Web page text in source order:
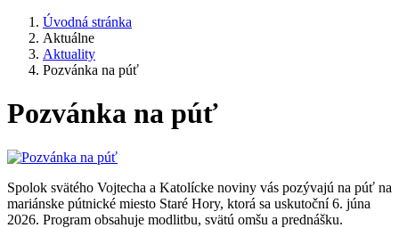
Úvodná stránka
Aktuálne
Aktuality
Pozvánka na púť
Pozvánka na púť
Spolok svätého Vojtecha a Katolícke noviny vás pozývajú na púť na
mariánske pútnické miesto Staré Hory, ktorá sa uskutoční 6. júna
2026. Program obsahuje modlitbu, svätú omšu a prednášku.